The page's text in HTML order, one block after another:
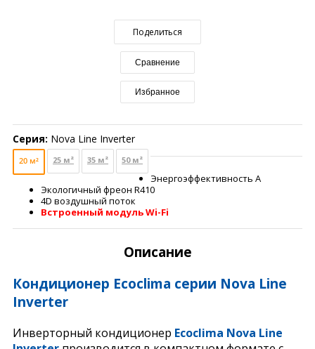
Поделиться
Сравнение
Избранное
Серия: Nova Line Inverter
20 м² 25 м² 35 м² 50 м²
Энергоэффективность А
Экологичный фреон R410
4D воздушный поток
Встроенный модуль Wi-Fi
Описание
Кондиционер Ecoclima серии Nova Line
Inverter
Инверторный кондиционер Ecoclima Nova Line